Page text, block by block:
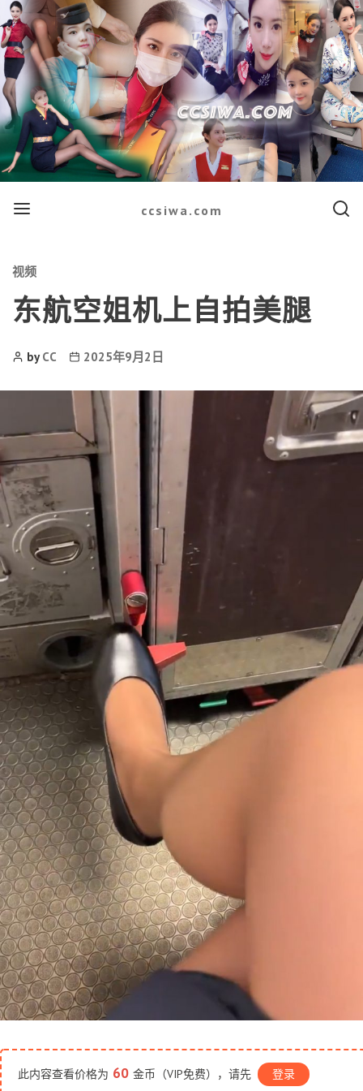
Menu ccsiwa.com Search
Categories
视频
东航空姐机上自拍美腿
PostbyCC
Post2025年9月2日
此内容查看价格为 60 金币（VIP免费），请先 登录